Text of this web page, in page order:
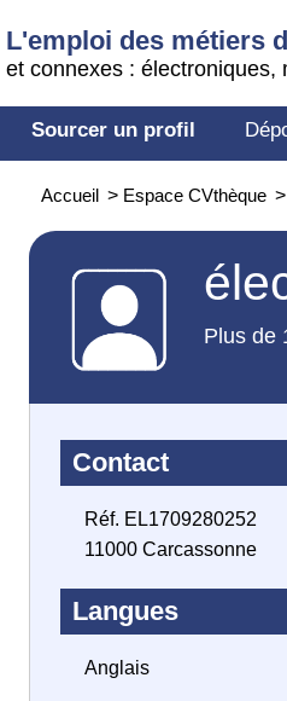
L'emploi des métiers
et connexes : électroniques,
Sourcer un profil
Accueil > Espace CVthèque >
Plus de
Contact
Réf. EL1709280252
11000 Carcassonne
Langues
Anglais